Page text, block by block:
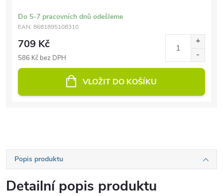
Do 5-7 pracovních dnů odešleme
EAN: 8681895108310
709 Kč
586 Kč bez DPH
VLOŽIT DO KOŠÍKU
Popis produktu
Detailní popis produktu